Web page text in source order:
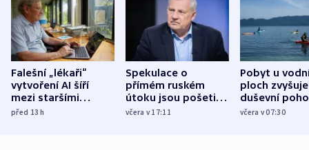
Falešní „lékaři“
vytvoření AI šíří
mezi staršími
Poláky nebezpečné
před 13h
Spekulace o
přímém ruském
útoku jsou pošetilé,
míní estonský
včera v 17:11
Pobyt u
ploch zvyšuje
duševní
ukázala
včera v 07:30